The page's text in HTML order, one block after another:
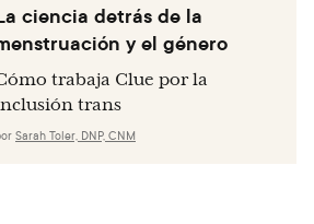
ciencia detrás de la
y el género
trabaja Clue por la
trans
Sarah Toler, DNP, CNM